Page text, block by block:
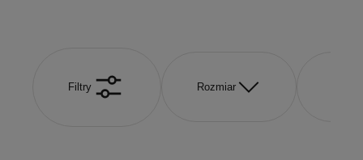
Filtry Rozmiar